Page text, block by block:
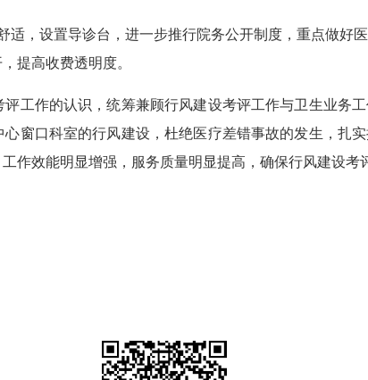
设置导诊台，进一步推行院务公开制度，重点做好医
提高收费透明度。
作的认识，统筹兼顾行风建设考评工作与卫生业务
窗口科室的行风建设，杜绝医疗差错事故的发生，扎
作效能明显增强，服务质量明显提高，确保行风建设考